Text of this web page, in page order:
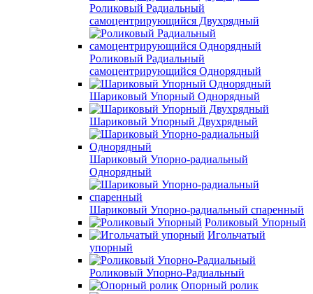
Роликовый Радиальный
самоцентрирующийся Двухрядный
Роликовый Радиальный
самоцентрирующийся Однорядный
Шариковый Упорный Однорядный
Шариковый Упорный Двухрядный
Шариковый Упорно-радиальный
Однорядный
Шариковый Упорно-радиальный спаренный
Роликовый Упорный
Игольчатый
упорный
Роликовый Упорно-Радиальный
Опорный ролик